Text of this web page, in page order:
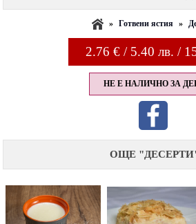
» Готвени ястия »
2.76 € / 5.40 лв. /
НЕ Е НАЛИЧНО ЗА
ОЩЕ